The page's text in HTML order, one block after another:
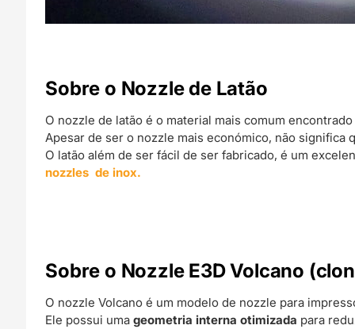
Sobre o Nozzle de Latão
O nozzle de latão é o material mais comum
Apesar de ser o nozzle mais económico, não
O latão além de ser fácil de ser fabricado, é um
nozzles de inox.
Sobre o Nozzle E3D Volcano
O nozzle Volcano é um modelo de nozzle para
Ele possui umageometria interna otimizada para